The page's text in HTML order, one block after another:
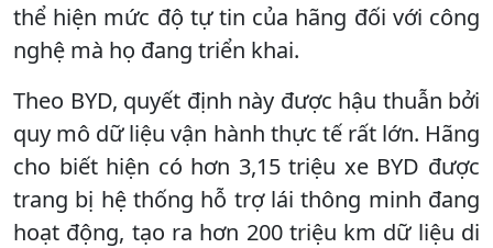
thể hiện mức độ tự tin của hãng đối với công
nghệ mà họ đang triển khai.
Theo BYD, quyết định này được hậu thuẫn bởi
quy mô dữ liệu vận hành thực tế rất lớn. Hãng
cho biết hiện có hơn 3,15 triệu xe BYD được
trang bị hệ thống hỗ trợ lái thông minh đang
hoạt động, tạo ra hơn 200 triệu km dữ liệu di